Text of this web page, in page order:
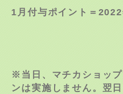
1月付与ポイント＝2022
※当日、マチカショッ
ンは実施しません。翌